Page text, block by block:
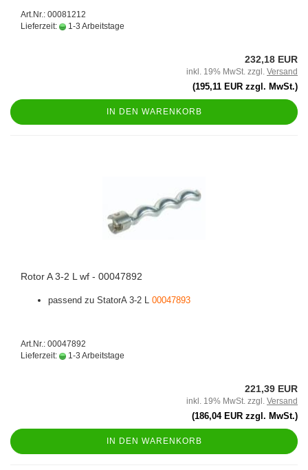
Art.Nr.: 00081212
Lieferzeit:
1-3 Arbeitstage
232,18 EUR
(195,11 EUR zzgl. MwSt.)
inkl. 19% MwSt. zzgl. Versand
IN DEN WARENKORB
Rotor A 3-2 L wf - 00047892
passend zu StatorA 3-2 L 00047893
Art.Nr.: 00047892
Lieferzeit:
1-3 Arbeitstage
221,39 EUR
(186,04 EUR zzgl. MwSt.)
inkl. 19% MwSt. zzgl. Versand
IN DEN WARENKORB